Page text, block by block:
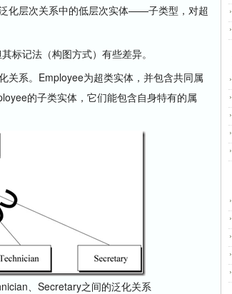
化层次关系中的低层次实体——子类型，对超
记法（构图方式）有些差异。
系。Employee为超类实体，并包含共同属
的子类实体，它们能包含自身特有的属
、Secretary之间的泛化关系